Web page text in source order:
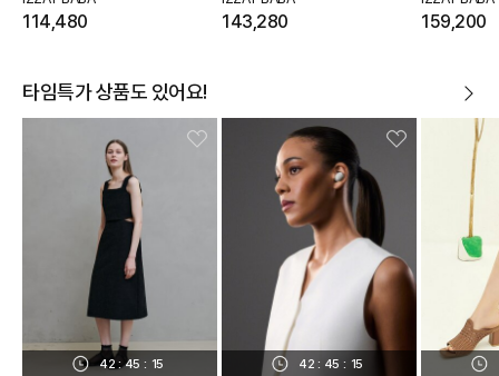
114,480 143,280 159,200
타임특가 상품도 있어요!
42 : 45 : 14 42 : 45 : 14